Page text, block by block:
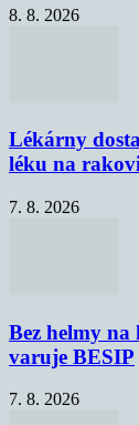
8. 8. 2026
Lékárny
léku na
7. 8. 2026
Bez helmy na
varuje BESIP
7. 8. 2026